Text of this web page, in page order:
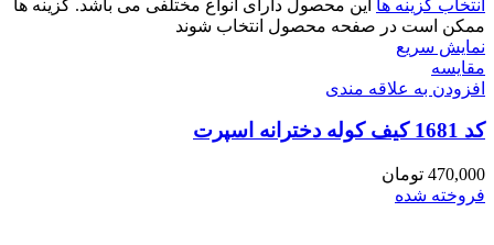
انتخاب گزینه ها این محصول دارای انواع مختلفی می باشد. گزینه ها
ممکن است در صفحه محصول انتخاب شوند
نمایش سریع
مقايسه
افزودن به علاقه مندی
کد 1681 کیف کوله دخترانه اسپرت
470,000 تومان
فروخته شده